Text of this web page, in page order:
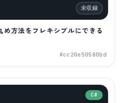
未収録
方法をフレキシブルにできる
#cc20e50580bd
C#